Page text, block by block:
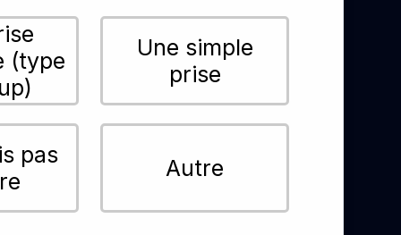
(type
Une simple
prise
pas
Autre